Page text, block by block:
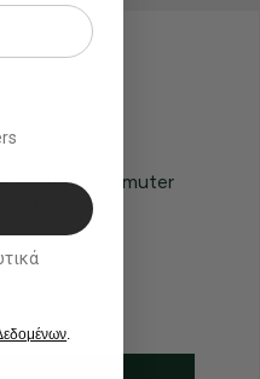
Stretch Commuter